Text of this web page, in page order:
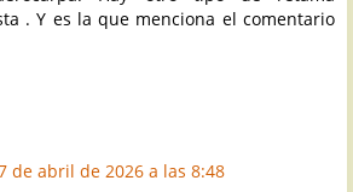
. Y es la que menciona el comentario
de abril de 2026 a las 8:48